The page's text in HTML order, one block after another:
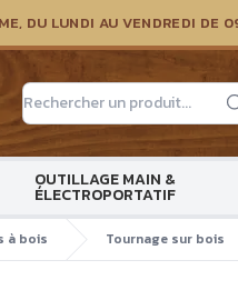
DU LUNDI AU VENDREDI DE
OUTILLAGE MAIN &
ÉLECTROPORTATIF
à bois Tournage sur bois